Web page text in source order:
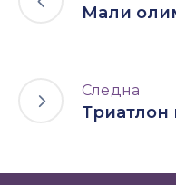
Мали
Следна
Триатлон